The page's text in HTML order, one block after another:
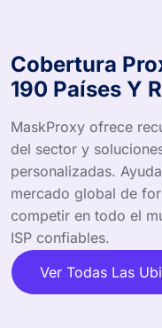
Cobertura
190 Países Y
MaskProxy ofrece
del sector y
personalizadas.
mercado global de
competir en todo el
ISP confiables.
Ver Todas Las